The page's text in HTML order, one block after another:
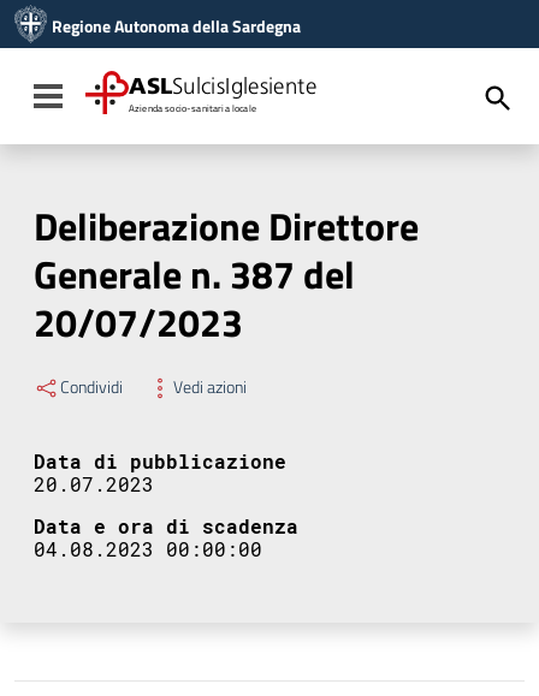
Vai al menu di navigazione
Vai al footer
Regione Autonoma della Sardegna
Toggle navigation
ASLSulcisIglesiente
Azienda socio-sanitaria locale
Deliberazione Direttore
Generale n. 387 del
20/07/2023
Condividi Vedi azioni
Data di pubblicazione
20.07.2023
Data e ora di scadenza
04.08.2023 00:00:00